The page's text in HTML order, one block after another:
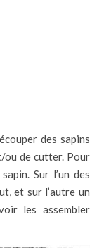
des sapins
ou de cutter. Pour
Sur l’un des
et sur l’autre un
les assembler